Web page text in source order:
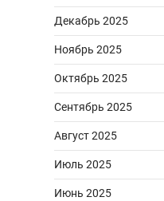
Декабрь 2025
Ноябрь 2025
Октябрь 2025
Сентябрь 2025
Август 2025
Июль 2025
Июнь 2025